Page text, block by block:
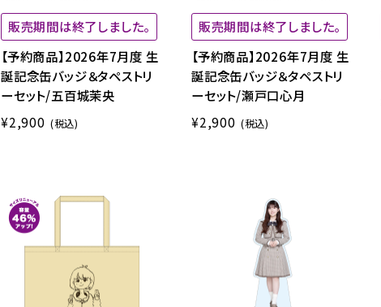
販売期間は終了しました。
【予約商品】2026年7月度 生
誕記念缶バッジ＆タペストリ
ーセット/五百城茉央
¥2,900 (税込)
販売期間は終了しました。
【予約商品】2026年7月度 生
誕記念缶バッジ＆タペストリ
ーセット/瀬戸口心月
¥2,900 (税込)